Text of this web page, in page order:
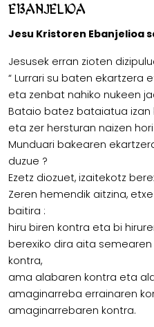
Ebanjelioa
Jesu Kristoren Ebanjelioa
Jesusek erran zioten
“ Lurrari su baten ekartzera
eta zenbat nahiko nukeen
Bataio batez bataiatua izan
eta zer hersturan naizen
Munduari bakearen
duzue ?
Ezetz diozuet, izaitekotz
Zeren hemendik aitzina,
baitira :
hiru biren kontra eta bi
berexiko dira aita
kontra,
ama alabaren kontra eta
amaginarreba errainaren
amaginarrebaren kontra.